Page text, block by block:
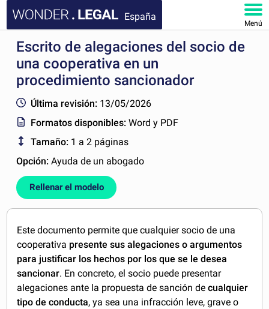
España
Menú
INICIO
DOCUMENTOS
FAQ
MI CUENTA
Escrito de alegaciones del socio de
una cooperativa en un
procedimiento sancionador
Última revisión: 13/05/2026
Formatos disponibles:Word y PDF
Tamaño: 1 a 2 páginas
Opción:Ayuda de un abogado
Rellenar el modelo
Este documento permite que cualquier socio de una
cooperativa presente sus alegaciones o argumentos
para justificar los hechos por los que se le desea
sancionar. En concreto, el socio puede presentar
alegaciones ante la propuesta de sanción decualquier
tipo de conducta, ya sea una infracción leve, grave o